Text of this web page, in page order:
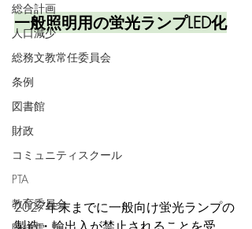
総合計画
人口減少
総務文教常任委員会
条例
図書館
財政
コミュニティスクール
PTA
教育委員会
一般照明用の蛍光ランプLED化
2027年末までに一般向け蛍光ランプの